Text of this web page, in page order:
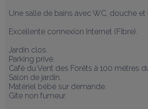
Une salle de bains avec WC, douche et
Excellente connexion Internet (Fibre).
Jardin clos.
Parking privé.
Café du Vent des Forêts à 100 mètres
Salon de jardin.
Matériel bébé sur demande.
Gîte non fumeur.